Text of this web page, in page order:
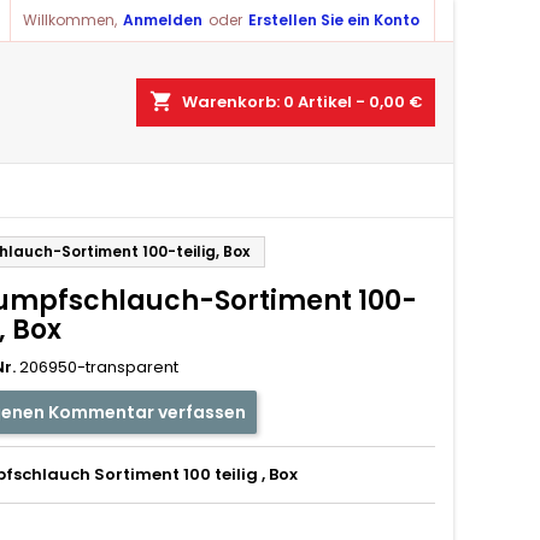
Willkommen, Anmelden oder Erstellen Sie ein Konto
shopping_cart Warenkorb: 0 Artikel - 0,00 €
Sortiment 100-teilig, Box
Sortiment 100-
Box
206950-transparent
Kommentar verfassen
Sortiment 100 teilig , Box